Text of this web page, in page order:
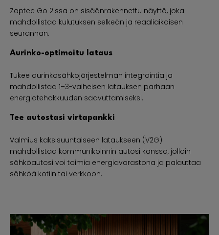
Zaptec Go 2:ssa on sisäänrakennettu näyttö, joka
mahdollistaa kulutuksen selkeän ja reaaliaikaisen
seurannan.
Aurinko-optimoitu lataus
Tukee aurinkosähköjärjestelmän integrointia ja
mahdollistaa 1–3-vaiheisen latauksen parhaan
energiatehokkuuden saavuttamiseksi.
Tee autostasi virtapankki
Valmius kaksisuuntaiseen lataukseen (V2G)
mahdollistaa kommunikoinnin autosi kanssa, jolloin
sähköautosi voi toimia energiavarastona ja palauttaa
sähköä kotiin tai verkkoon.